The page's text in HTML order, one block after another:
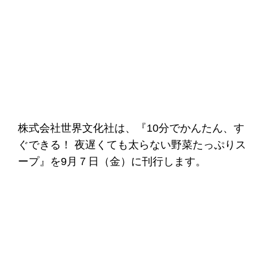
株式会社世界文化社は、『10分でかんたん、す
ぐできる！ 夜遅くても太らない野菜たっぷりス
ープ』を9月７日（金）に刊行します。